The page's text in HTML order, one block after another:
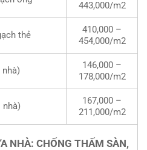
443,000/m2
thẻ
410,000 –
454,000/m2
146,000 –
178,000/m2
167,000 –
211,000/m2
NHÀ: CHỐNG THẤM SÀN,